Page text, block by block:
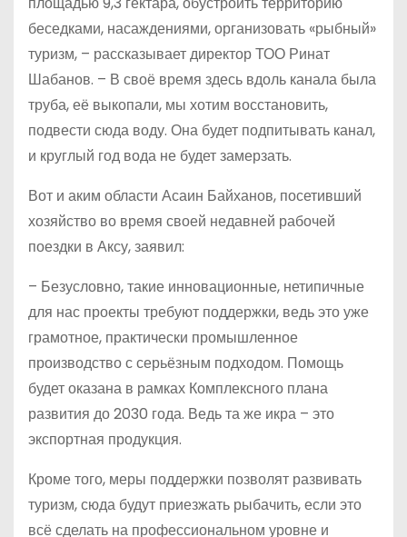
беседками, насаждениями, организовать «рыбный»
туризм, – рассказывает директор ТОО Ринат
Шабанов. – В своё время здесь вдоль канала была
труба, её выкопали, мы хотим восстановить,
подвести сюда воду. Она будет подпитывать канал,
и круглый год вода не будет замерзать.
Вот и аким области Асаин Байханов, посетивший
хозяйство во время своей недавней рабочей
поездки в Аксу, заявил:
– Безусловно, такие инновационные, нетипичные
для нас проекты требуют поддержки, ведь это уже
грамотное, практически промышленное
производство с серьёзным подходом. Помощь
будет оказана в рамках Комплексного плана
развития до 2030 года. Ведь та же икра – это
экспортная продукция.
Кроме того, меры поддержки позволят развивать
туризм, сюда будут приезжать рыбачить, если это
всё сделать на профессиональном уровне и